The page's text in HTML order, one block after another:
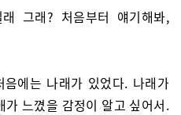
그래? 처음부터 얘기해봐,
에는 나래가 있었다. 나래가
느꼈을 감정이 알고 싶어서.